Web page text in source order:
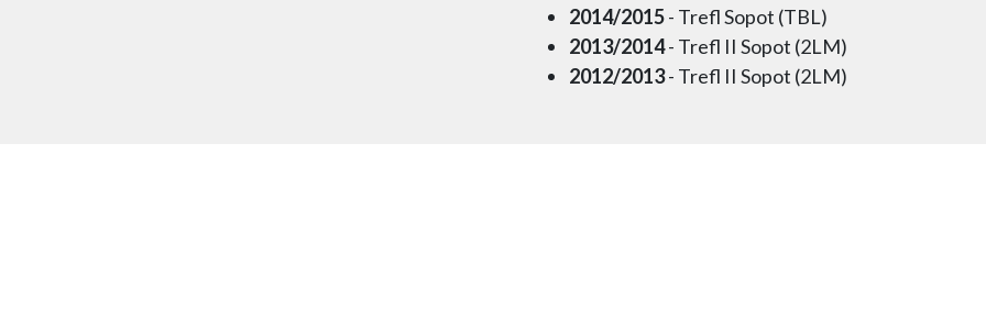
2014/2015- Trefl Sopot (TBL)
2013/2014- Trefl II Sopot (2LM)
2012/2013- Trefl II Sopot (2LM)